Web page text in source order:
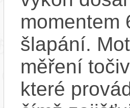
momentem
šlapání.
měření
které